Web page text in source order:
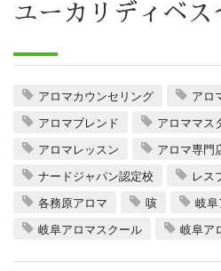
ユーカリディベス
アロマカウンセリング
アロ
アロマブレンド
アロママス
アロマレッスン
アロマ専門
ナードジャパン認定校
レス
各務原アロマ
咳
岐阜
岐阜アロマスクール
岐阜ア